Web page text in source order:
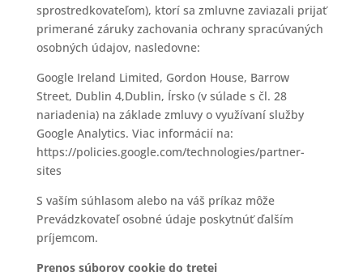
sprostredkovateľom), ktorí sa zmluvne zaviazali prijať
primerané záruky zachovania ochrany spracúvaných
osobných údajov, nasledovne:
Google Ireland Limited, Gordon House, Barrow
Street, Dublin 4,Dublin, Írsko (v súlade s čl. 28
nariadenia) na základe zmluvy o využívaní služby
Google Analytics. Viac informácií na:
https://policies.google.com/technologies/partner-
sites
S vaším súhlasom alebo na váš príkaz môže
Prevádzkovateľ osobné údaje poskytnúť ďalším
príjemcom.
Prenos súborov cookie do tretej